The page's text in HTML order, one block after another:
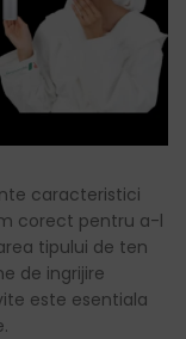
caracteristici
corect pentru a-l
tipului de ten
de ingrijire
este esentiala